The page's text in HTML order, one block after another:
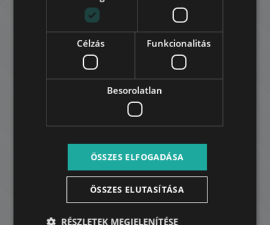
az ár nem tartalmazza a közmű díjakat
Kapcsolat:
Célzás Funkcionalitás
Besorolatlan
ÖSSZES ELFOGADÁSA
ÖSSZES ELUTASÍTÁSA
RÉSZLETEK MEGJELENÍTÉSE